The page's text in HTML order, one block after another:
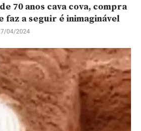
70 anos cava cova, compra
faz a seguir é inimaginável
04/2024